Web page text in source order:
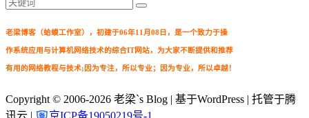
老梁博客（蛤蟆工作室），初建于06年11月08日，是一个致力于操
作系统应用与计算机网络技术的综合IT网站，为大家不断提供和推荐
有用的网络教程与技术;因为专注，所以专业；因为专业，所以卓越！
Copyright © 2006-2026 老梁`s Blog | 基于WordPress | 托管于腾
讯云 |
京ICP备19050219号-1